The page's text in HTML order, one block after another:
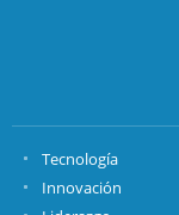
Tecnología
Innovación